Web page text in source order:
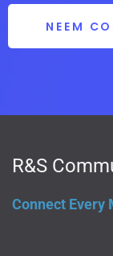
NEEM
R&S
Connect Every